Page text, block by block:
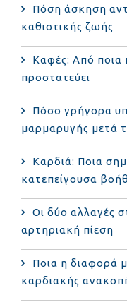
Πόση άσκηση
καθιστικής ζωής
Καφές: Από ποια
προστατεύει
Πόσο γρήγορα
μαρμαρυγής μετά
Καρδιά: Ποια
κατεπείγουσα
Οι δύο αλλαγές
αρτηριακή πίεση
Ποια η διαφορά
καρδιακής